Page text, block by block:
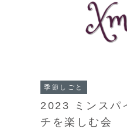
季節しごと
2023 ミンスパ
チを楽しむ会